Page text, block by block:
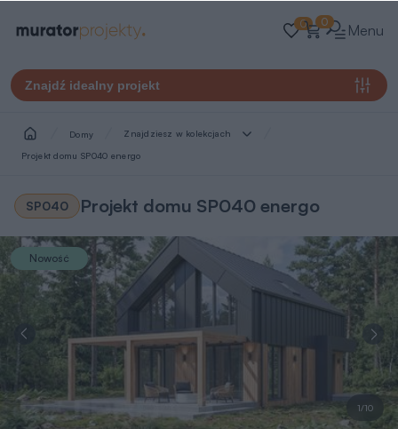
0 0 Menu
Znajdź idealny projekt
Domy Znajdziesz w kolekcjach
Projekt domu SP040 energo
SP040 Projekt domu SP040 energo
1/10
Nowość